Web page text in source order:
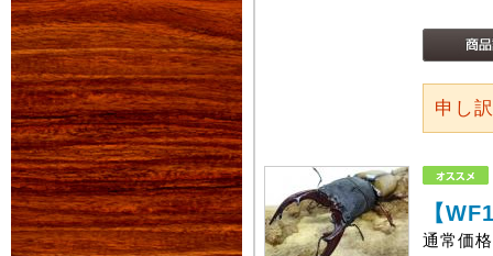
申し
【
通常価